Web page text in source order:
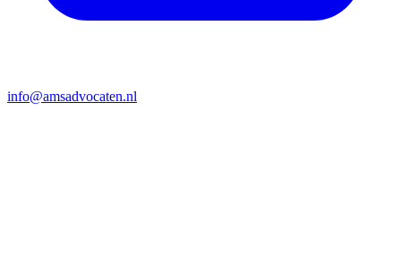
info@amsadvocaten.nl